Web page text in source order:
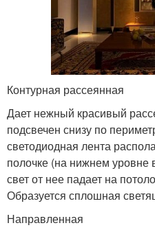
Контурная рассеянная
Дает нежный красивый
подсвечен снизу по
светодиодная лента
полочке (на нижнем уровне
свет от нее падает на
Образуется сплошная
Направленная